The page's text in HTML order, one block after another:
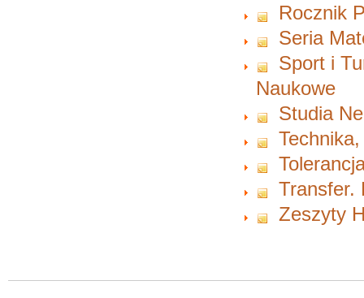
Rocznik
Seria
Sport i
Naukowe
Studia
Transfer.
Zeszyty